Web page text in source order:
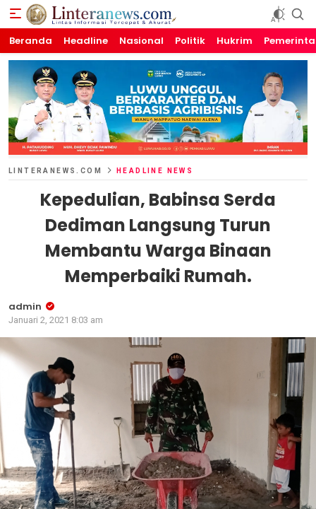
Linteranews.com
Lintas Informasi Tercepat dan Akurat
Beranda Headline Nasional Politik Hukrim
LINTERANEWS.COM HEADLINE NEWS
Kepedulian, Babinsa Serda
Dediman Langsung Turun
Membantu Warga Binaan
Memperbaiki Rumah.
admin
Januari 2, 2021 8:03 am